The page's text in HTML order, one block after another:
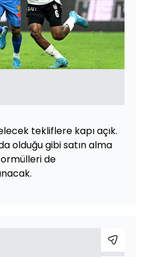
tekliflere kapı açık.
olduğu gibi satın alma
de